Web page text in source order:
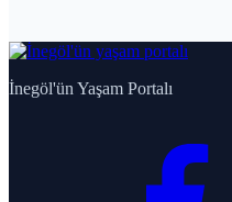
İnegöl'ün Yaşam Portalı